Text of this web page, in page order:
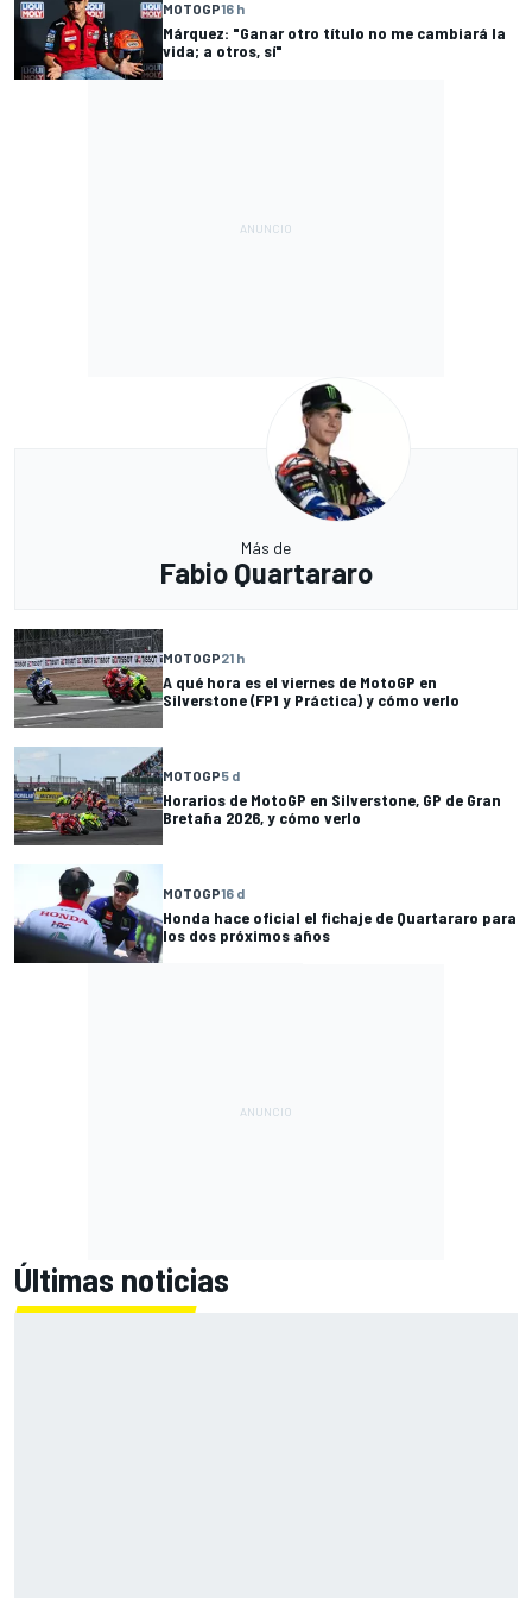
MOTOGP16 h
Márquez: "Ganar otro título no me cambiará la
vida; a otros, sí"
Más de
Fabio Quartararo
MOTOGP21 h
A qué hora es el viernes de MotoGP en
Silverstone (FP1 y Práctica) y cómo verlo
MOTOGP5 d
Horarios de MotoGP en Silverstone, GP de Gran
Bretaña 2026, y cómo verlo
MOTOGP16 d
Honda hace oficial el fichaje de Quartararo para
los dos próximos años
Últimas noticias